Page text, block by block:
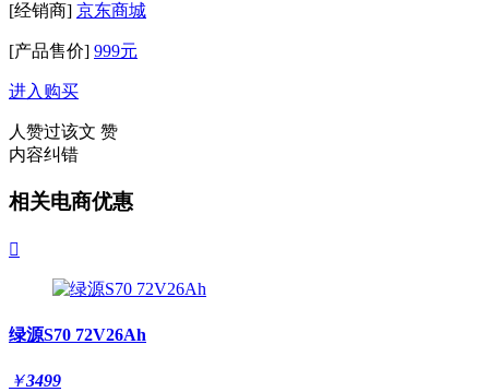
[经销商] 京东商城
[产品售价] 999元
进入购买
人赞过该文 赞
内容纠错
相关电商优惠

绿源S70 72V26Ah
￥3499